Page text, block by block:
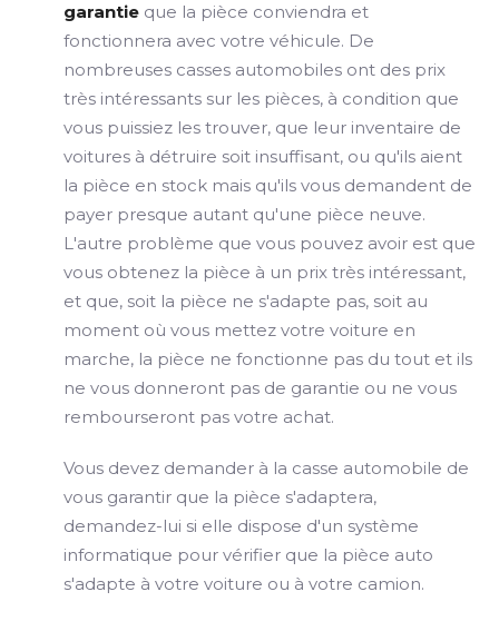
garantie que la pièce conviendra et
fonctionnera avec votre véhicule. De
nombreuses casses automobiles ont des prix
très intéressants sur les pièces, à condition que
vous puissiez les trouver, que leur inventaire de
voitures à détruire soit insuffisant, ou qu'ils aient
la pièce en stock mais qu'ils vous demandent de
payer presque autant qu'une pièce neuve.
L'autre problème que vous pouvez avoir est que
vous obtenez la pièce à un prix très intéressant,
et que, soit la pièce ne s'adapte pas, soit au
moment où vous mettez votre voiture en
marche, la pièce ne fonctionne pas du tout et ils
ne vous donneront pas de garantie ou ne vous
rembourseront pas votre achat.
Vous devez demander à la casse automobile de
vous garantir que la pièce s'adaptera,
demandez-lui si elle dispose d'un système
informatique pour vérifier que la pièce auto
s'adapte à votre voiture ou à votre camion.